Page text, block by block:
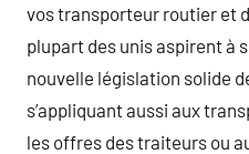
vos transporteur routier et
plupart des unis aspirent à
nouvelle législation solide
s’appliquant aussi aux
les offres des traiteurs ou